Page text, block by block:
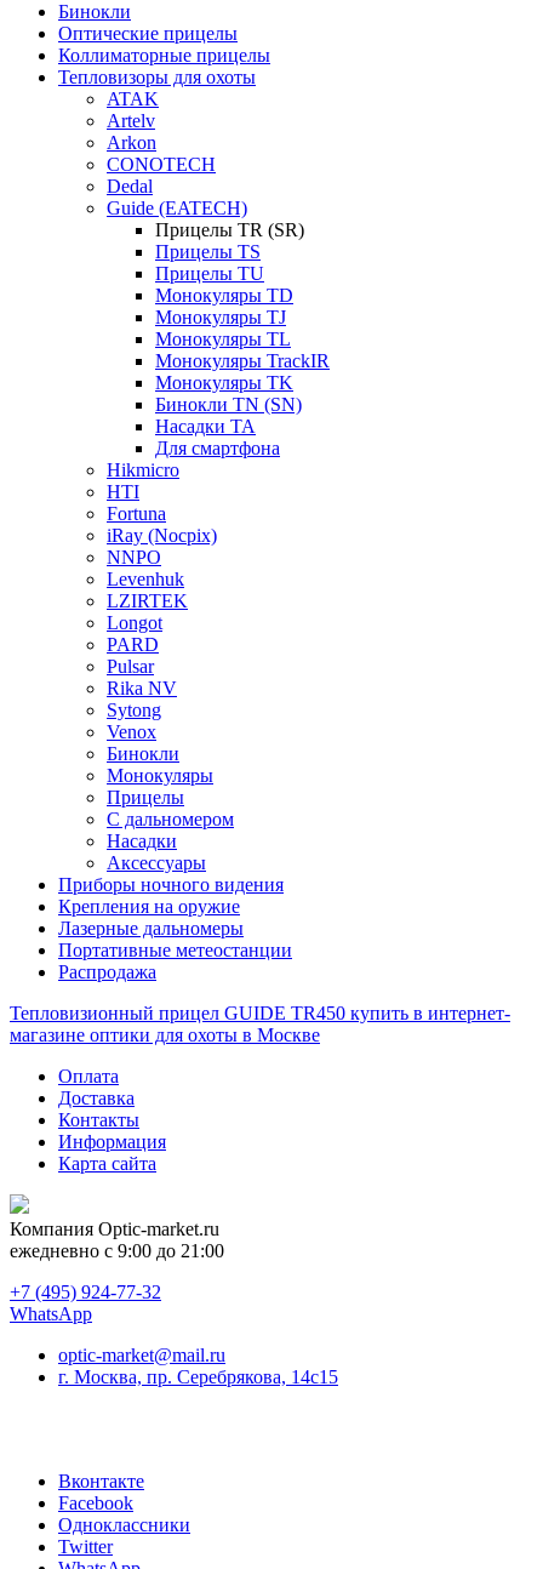
Бинокли
Оптические прицелы
Коллиматорные прицелы
Тепловизоры для охоты
ATAK
Artelv
Arkon
CONOTECH
Dedal
Guide (EATECH)
Прицелы TR (SR)
Прицелы TS
Прицелы TU
Монокуляры TD
Монокуляры TJ
Монокуляры TL
Монокуляры TrackIR
Монокуляры TK
Бинокли TN (SN)
Насадки TA
Для смартфона
Hikmicro
HTI
Fortuna
iRay (Nocpix)
NNPO
Levenhuk
LZIRTEK
Longot
PARD
Pulsar
Rika NV
Sytong
Venox
Бинокли
Монокуляры
Прицелы
С дальномером
Насадки
Аксессуары
Приборы ночного видения
Крепления на оружие
Лазерные дальномеры
Портативные метеостанции
Распродажа
Тепловизионный прицел GUIDE TR450 купить в интернет-
магазине оптики для охоты в Москве
Оплата
Доставка
Контакты
Информация
Карта сайта
Компания Optic-market.ru
ежедневно с 9:00 до 21:00
+7 (495) 924-77-32
WhatsApp
optic-market@mail.ru
г. Москва, пр. Серебрякова, 14с15
Вконтакте
Facebook
Одноклассники
Twitter